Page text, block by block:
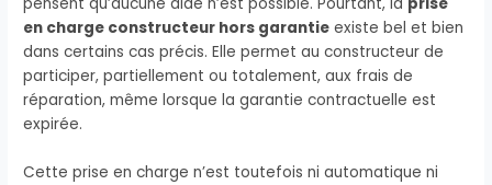
pensent qu’aucune aide n’est possible. Pourtant, la prise
en charge constructeur hors garantie existe bel et bien
dans certains cas précis. Elle permet au constructeur de
participer, partiellement ou totalement, aux frais de
réparation, même lorsque la garantie contractuelle est
expirée.
Cette prise en charge n’est toutefois ni automatique ni